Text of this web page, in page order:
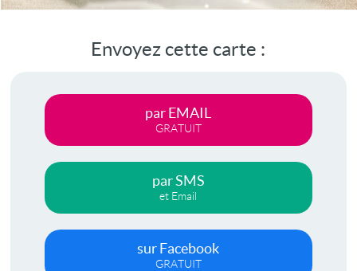
vidéo
Envoyez cette carte :
par EMAIL
GRATUIT
par SMS
et Email
sur Facebook
GRATUIT